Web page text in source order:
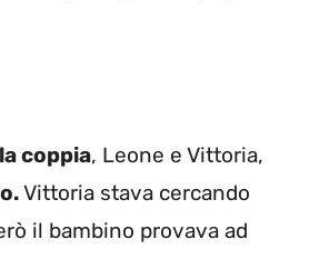
coppia, Leone e Vittoria,
Vittoria stava cercando
il bambino provava ad